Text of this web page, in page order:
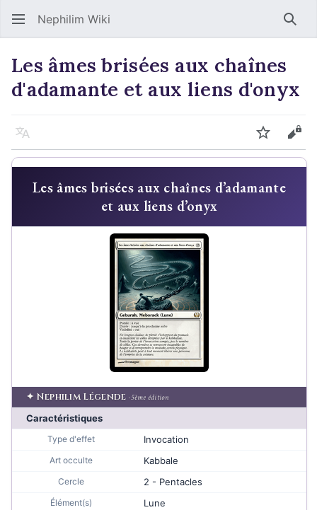
Nephilim Wiki
Les âmes brisées aux chaînes
d'adamante et aux liens d'onyx
Langue Suivre
Les âmes brisées aux chaînes d’adamante
et aux liens d’onyx
✦ Nephilim Légende · 5ème édition
Caractéristiques
Type d'effet Invocation
Art occulte Kabbale
Cercle 2 - Pentacles
Élément(s) Lune